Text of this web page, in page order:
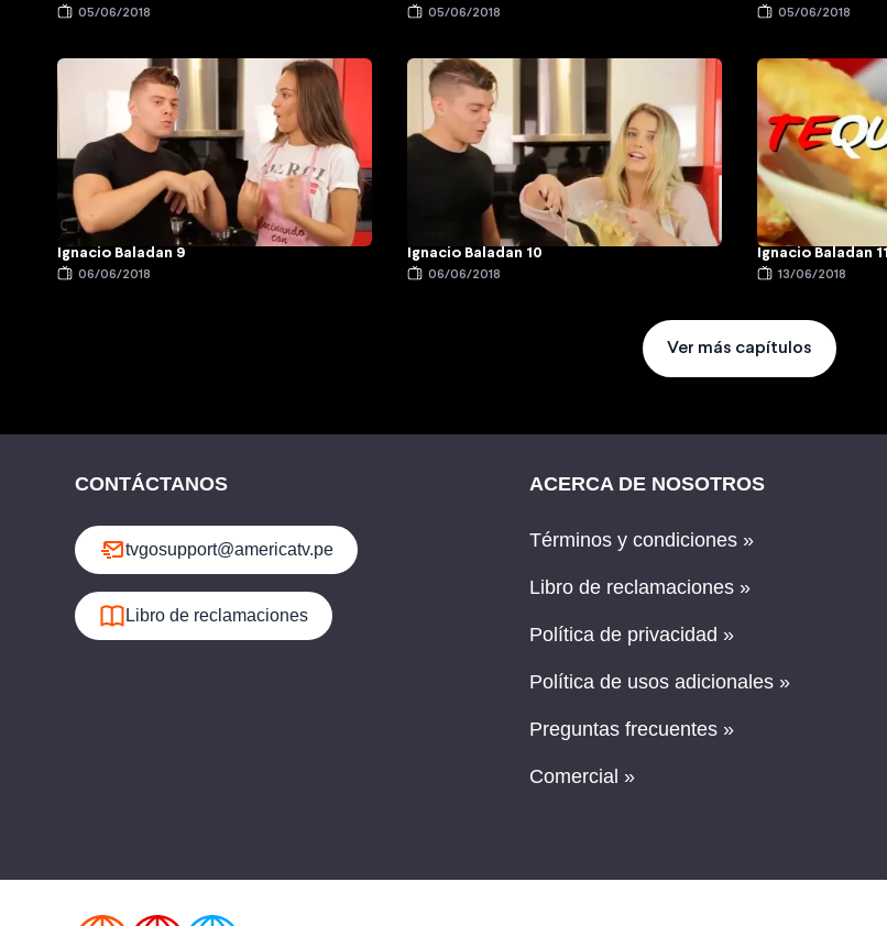
05/06/2018 05/06/2018 05/06/2018
Ignacio Baladan 9
06/06/2018
Ignacio Baladan 10
06/06/2018
Ignacio Baladan 11
13/06/2018
Ver más capítulos
CONTÁCTANOS
tvgosupport@americatv.pe
Libro de reclamaciones
ACERCA DE NOSOTROS
Términos y condiciones »
Libro de reclamaciones »
Política de privacidad »
Política de usos adicionales »
Preguntas frecuentes »
Comercial »